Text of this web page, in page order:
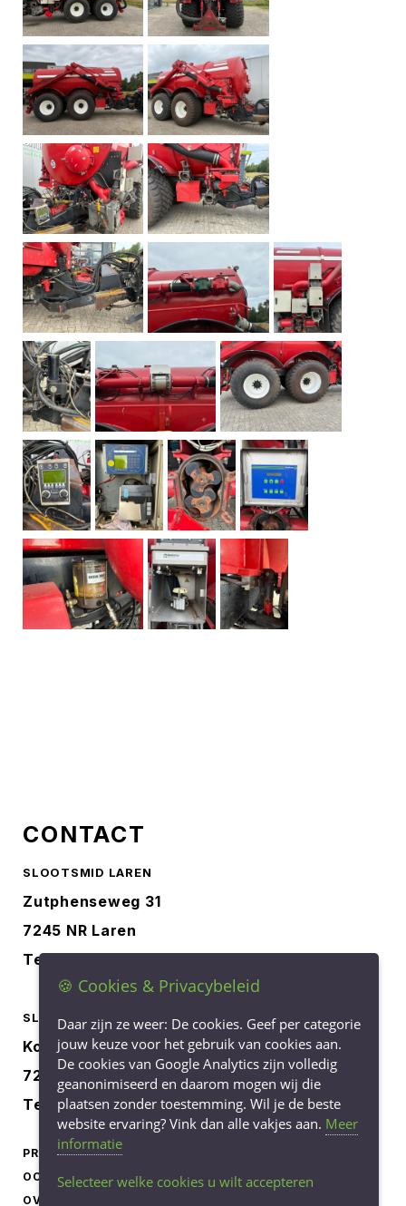
CONTACT
SLOOTSMID LAREN
Zutphenseweg 31
7245 NR Laren
Tel.
SLOOTSMID BORCULO
Korenbree 40a
7271 LH Borculo
Tel. 0545-745040
PRODUCTEN
OCCASIONS
OVER ONS
PRIVACY STATEMENT
🍪 Cookies & Privacybeleid
Daar zijn ze weer: De cookies. Geef per categorie
jouw keuze voor het gebruik van cookies aan.
De cookies van Google Analytics zijn volledig
geanonimiseerd en daarom mogen wij die
plaatsen zonder toestemming. Wil je de beste
website ervaring? Vink dan alle vakjes aan. Meer
informatie
Selecteer welke cookies u wilt accepteren